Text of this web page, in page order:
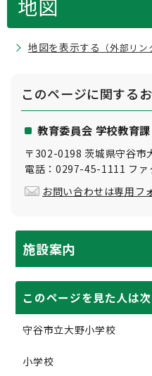
地図
地図を表示する （外部リン
このページに関する
教育委員会 学校教育課
〒302-0198 茨城県守谷市
電話：0297-45-1111 フ
お問い合わせは専用フ
施設案内
このページを見た人は
守谷市立大野小学校
小学校